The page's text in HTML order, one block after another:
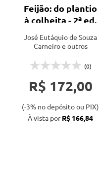
Clube de Autores (2)
CRV (3)
Dialética (1)
Edição do Autor (3)
Editus (2)
Eduel (1)
Eduem (1)
Feijão: do plantio
à colheita - 2ª ed.
José Eutáquio de Souza
Carneiro e outros
(0)
R$ 172,00
(-3% no depósito ou PIX)
À vista porR$ 166,84